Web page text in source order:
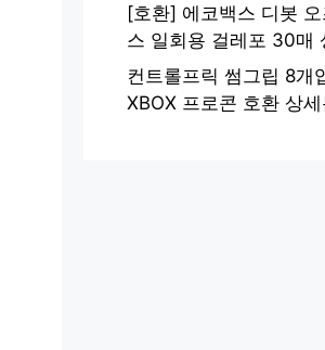
[호환] 에코백스 디봇
스 일회용 걸레포 30매
컨트롤프릭 썸그립 8개
XBOX 프로콘 호환 상세